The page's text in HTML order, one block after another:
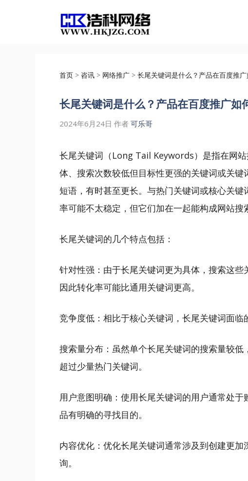
首页 > 咨讯 > 网络推广 > 长尾关键词是什么？产品在百度推
长尾关键词是什么？产品在百度推广如
2024年6月24日 作者 可乐哥
长尾关键词（Long Tail Keywords）是指在网
体、搜索次数较低但目标性更强的关键词或关
短语，有时甚至更长。与热门关键词或核心关
率可能不太稳定，但它们加在一起能构成网站搜
长尾关键词的几个特点包括：
针对性强：由于长尾关键词更为具体，搜索这些
因此转化率可能比通用关键词更高。
竞争度低：相比于核心关键词，长尾关键词面临
搜索量分布：虽然单个长尾关键词的搜索量较
超过少量热门关键词。
用户意图明确：使用长尾关键词的用户通常处
品有明确的寻找目的。
内容优化：优化长尾关键词通常涉及到创建更
询。